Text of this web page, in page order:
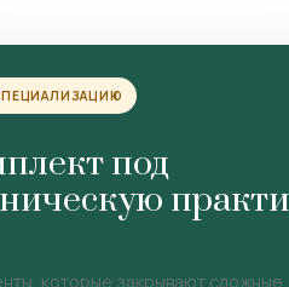
под
которые закрывают сложные